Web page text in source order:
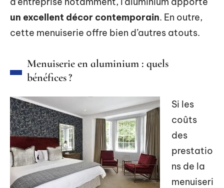
un excellent décor contemporain. En outre,
cette menuiserie offre bien d’autres atouts.
Menuiserie en aluminium : quels
bénéfices ?
Si les
coûts
des
prestatio
ns de la
menuiseri